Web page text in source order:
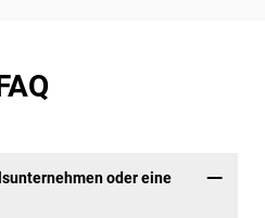
oder eine